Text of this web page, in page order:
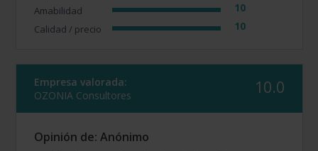
Amabilidad 10
Calidad / precio 10
Empresa valorada:
OZONIA Consultores
10.0
Opinión de: Anónimo